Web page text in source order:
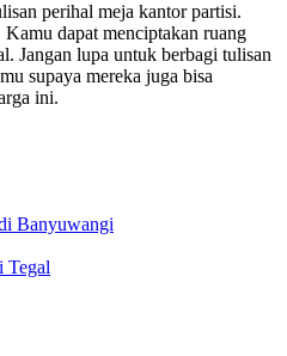
perihal meja kantor partisi.
dapat menciptakan ruang
Jangan lupa untuk berbagi tulisan
supaya mereka juga bisa
ini.
Banyuwangi
Tegal